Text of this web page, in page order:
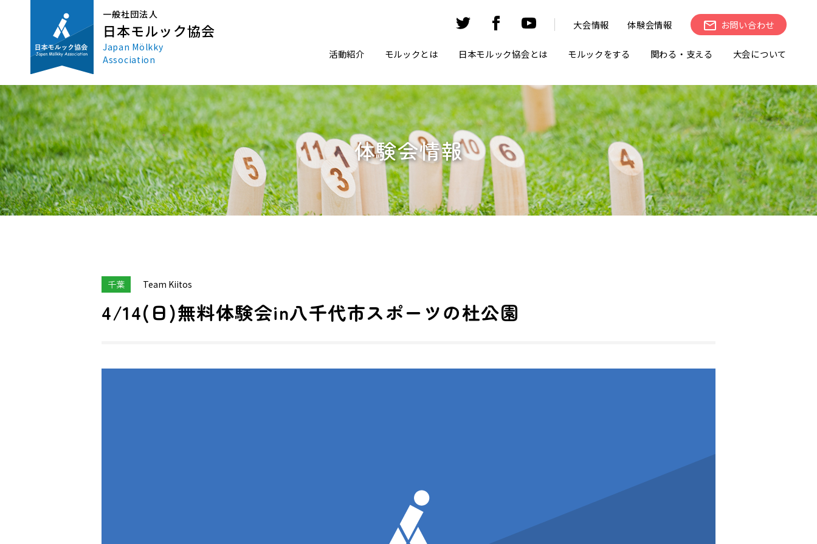
一般社団法人
日本モルック協会
Japan Mölkky
Association
大会情報 体験会情報 お問い合わせ
活動紹介 モルックとは 日本モルック協会とは モルックをする 関わる・支える 大会について
体験会情報
千葉 Team Kiitos
4/14(日)無料体験会in八千代市スポーツの杜公園